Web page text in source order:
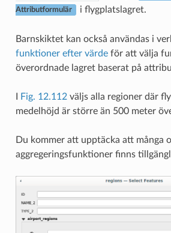
Attributformulär i flygplatslagret.
Barnskiktet kan också användas i
funktioner efter värdeför att välja
överordnade lagret baserat på
Fig. 12.112väljs alla regioner där
medelhöjd är större än 500 meter
Du kommer att upptäcka att många
aggregeringsfunktioner finns